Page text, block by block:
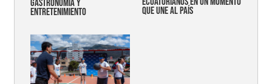
gastronomía y
entretenimiento que une al país